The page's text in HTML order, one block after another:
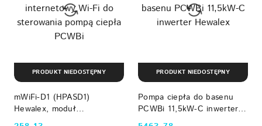
mWiFi-D1 (HPASD1)
Hewalex, moduł
internetowy Wi-Fi do
PRODUKT NIEDOSTĘPNY
Pompa ciepła do basenu
PCWBi 11,5kW-C inwerter
Hewalex
PRODUKT NIEDOSTĘPNY